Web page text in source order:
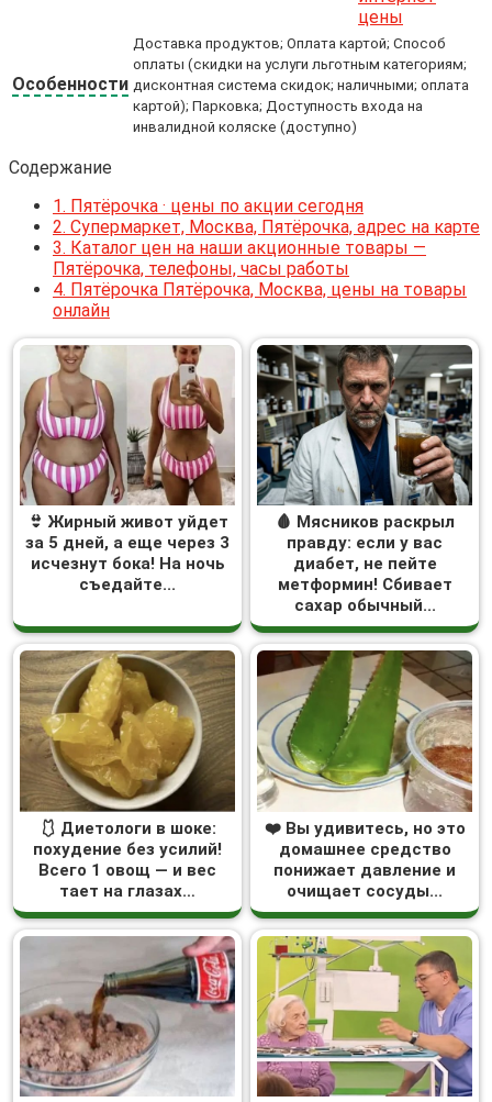
Особенности
Доставка продуктов; Оплата картой; Способ
оплаты (скидки на услуги льготным категориям;
дисконтная система скидок; наличными; оплата
картой); Парковка; Доступность входа на
инвалидной коляске (доступно)
Содержание
1. Пятёрочка · цены по акции сегодня
2. Супермаркет, Москва, Пятёрочка, адрес на карте
3. Каталог цен на наши акционные товары —
Пятёрочка, телефоны, часы работы
4. Пятёрочка Пятёрочка, Москва, цены на товары
онлайн
👙 Жирный живот уйдет
за 5 дней, а еще через 3
исчезнут бока! На ночь
съедайте...
🩸 Мясников раскрыл
правду: если у вас
диабет, не пейте
метформин! Сбивает
сахар обычный...
🩱 Диетологи в шоке:
похудение без усилий!
Всего 1 овощ — и вес
тает на глазах…
❤️ Вы удивитесь, но это
домашнее средство
понижает давление и
очищает сосуды...